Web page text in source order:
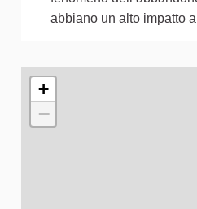
abbiano un alto impatto
L'elemento seguente è una
+
−